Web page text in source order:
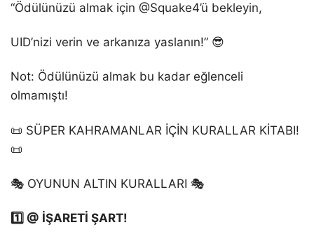
“Ödülünüzü almak için @Squake4’ü bekleyin,
UID’nizi verin ve arkanıza yaslanın!” 😎
Not: Ödülünüzü almak bu kadar eğlenceli
olmamıştı!
📜 SÜPER KAHRAMANLAR İÇİN KURALLAR KİTABI!
📜
🎭 OYUNUN ALTIN KURALLARI 🎭
1️⃣ @ İŞARETİ ŞART!